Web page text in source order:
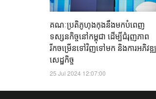
គណៈប្រតិភូហុងកុងនឹងមកបំពេញ
ទស្សនកិច្ចនៅកម្ពុជា ដើម្បីជំរុញភាព
រីកចម្រើនទៅវិញទៅមក និងការអភិវឌ្
សេដ្ឋកិច្ច
25 Jul 2024 12:07:00